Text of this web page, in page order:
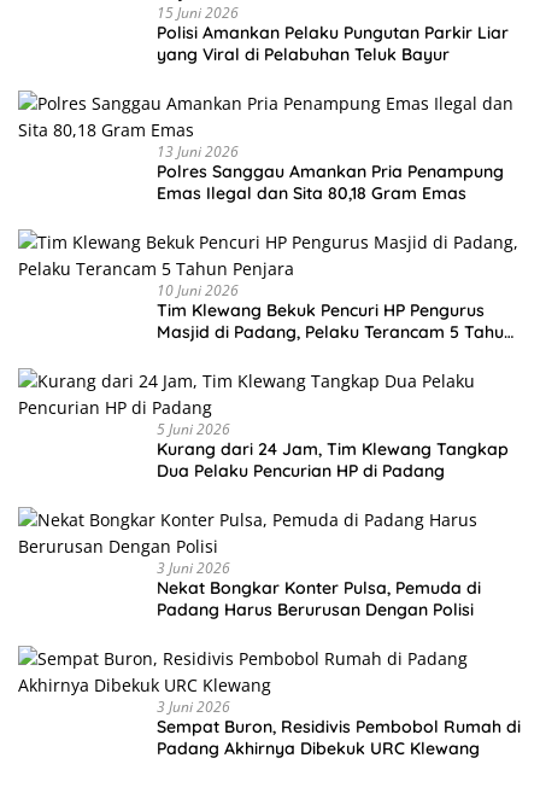
15 Juni 2026
Polisi Amankan Pelaku Pungutan Parkir Liar
yang Viral di Pelabuhan Teluk Bayur
13 Juni 2026
Polres Sanggau Amankan Pria Penampung
Emas Ilegal dan Sita 80,18 Gram Emas
10 Juni 2026
Tim Klewang Bekuk Pencuri HP Pengurus
Masjid di Padang, Pelaku Terancam 5 Tahun
5 Juni 2026
Kurang dari 24 Jam, Tim Klewang Tangkap
Dua Pelaku Pencurian HP di Padang
3 Juni 2026
Nekat Bongkar Konter Pulsa, Pemuda di
Padang Harus Berurusan Dengan Polisi
3 Juni 2026
Sempat Buron, Residivis Pembobol Rumah di
Padang Akhirnya Dibekuk URC Klewang